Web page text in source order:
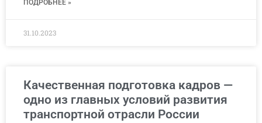
ПОДРОБНЕЕ »
31.10.2023
Качественная подготовка кадров —
одно из главных условий развития
транспортной отрасли России